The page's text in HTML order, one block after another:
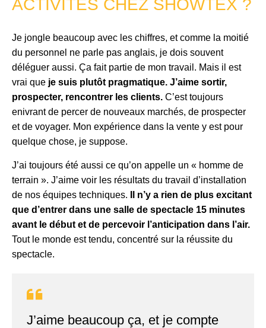
ACTIVITÉS CHEZ SHOWTEX ?
Je jongle beaucoup avec les chiffres, et comme la moitié
du personnel ne parle pas anglais, je dois souvent
déléguer aussi. Ça fait partie de mon travail. Mais il est
vrai que je suis plutôt pragmatique. J’aime sortir,
prospecter, rencontrer les clients. C’est toujours
enivrant de percer de nouveaux marchés, de prospecter
et de voyager. Mon expérience dans la vente y est pour
quelque chose, je suppose.
J’ai toujours été aussi ce qu’on appelle un « homme de
terrain ». J’aime voir les résultats du travail d’installation
de nos équipes techniques.
Il n’y a rien de plus excitant
que d’entrer dans une salle de spectacle 15 minutes
avant le début et de percevoir l’anticipation dans l’air.
Tout le monde est tendu, concentré sur la réussite du
spectacle.
J’aime beaucoup ça, et je compte